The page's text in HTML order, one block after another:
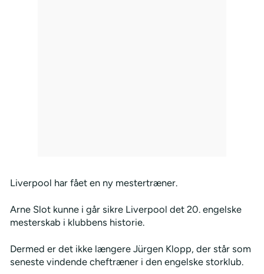
Liverpool har fået en ny mestertræner.
Arne Slot kunne i går sikre Liverpool det 20. engelske
mesterskab i klubbens historie.
Dermed er det ikke længere Jürgen Klopp, der står som
seneste vindende cheftræner i den engelske storklub.